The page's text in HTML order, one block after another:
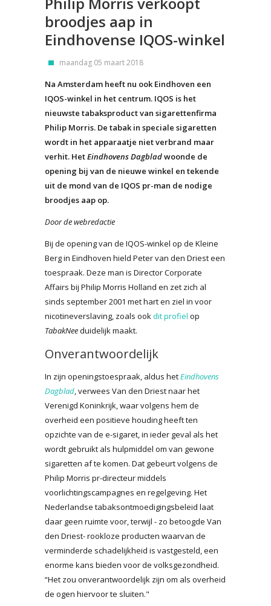
broodjes aap in
Eindhovense IQOS-winkel
maandag 05 maart 2018
Na Amsterdam heeft nu ook Eindhoven een
IQOS-winkel in het centrum. IQOS is het
nieuwste tabaksproduct van sigarettenfirma
Philip Morris. De tabak in speciale sigaretten
wordt in het apparaatje niet verbrand maar
verhit. HetEindhovens Dagbladwoonde de
opening bij van de nieuwe winkel en tekende
uit de mond van de IQOS pr-man de nodige
broodjes aap op.
Door de webredactie
Bij de opening van de IQOS-winkel op de Kleine
Berg in Eindhoven hield Peter van den Driest een
toespraak. Deze man is Director Corporate
Affairs bij Philip Morris Holland en zet zich al
sinds september 2001 met hart en ziel in voor
nicotineverslaving, zoals ookdit profiel op
TabakNeeduidelijk maakt.
Onverantwoordelijk
In zijn openingstoespraak, aldus hetEindhovens
Dagblad, verwees Van den Driest naar het
Verenigd Koninkrijk, waar volgens hem de
overheid een positieve houding heeft ten
opzichte van de e-sigaret, in ieder geval als het
wordt gebruikt als hulpmiddel om van gewone
sigaretten af te komen. Dat gebeurt volgens de
Philip Morris pr-directeur middels
voorlichtingscampagnes en regelgeving. Het
Nederlandse tabaksontmoedigingsbeleid laat
daar geen ruimte voor, terwijl - zo betoogde Van
den Driest- rookloze producten waarvan de
verminderde schadelijkheid is vastgesteld, een
enorme kans bieden voor de volksgezondheid.
“Het zou onverantwoordelijk zijn om als overheid
de ogen hiervoor te sluiten."